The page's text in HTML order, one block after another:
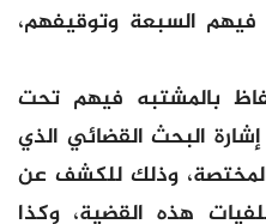
السبعة وتوقيفهم،
بالمشتبه فيهم تحت
البحث القضائي الذي
المختصة، وذلك للكشف عن
هذه القضية، وكذا